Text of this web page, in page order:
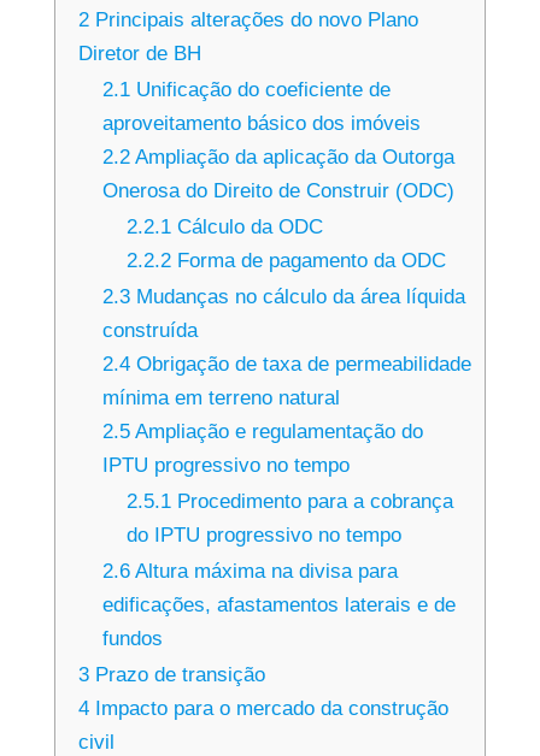
2 Principais alterações do novo Plano
Diretor de BH
2.1 Unificação do coeficiente de
aproveitamento básico dos imóveis
2.2 Ampliação da aplicação da Outorga
Onerosa do Direito de Construir (ODC)
2.2.1 Cálculo da ODC
2.2.2 Forma de pagamento da ODC
2.3 Mudanças no cálculo da área líquida
construída
2.4 Obrigação de taxa de permeabilidade
mínima em terreno natural
2.5 Ampliação e regulamentação do
IPTU progressivo no tempo
2.5.1 Procedimento para a cobrança
do IPTU progressivo no tempo
2.6 Altura máxima na divisa para
edificações, afastamentos laterais e de
fundos
3 Prazo de transição
4 Impacto para o mercado da construção
civil